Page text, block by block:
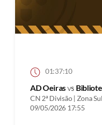
01:37:10
AD Oeirasvs
CN 2ª Divisão | Zona
09/05/2026 17:55